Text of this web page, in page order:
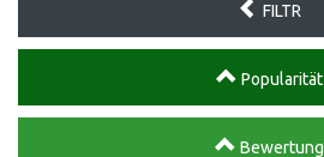
FILTR
Popularität
Bewertung